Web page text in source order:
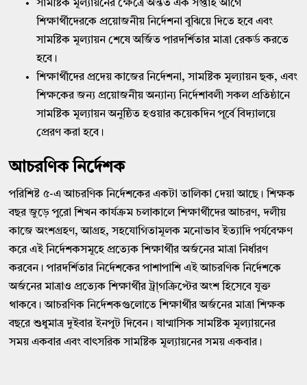
সামষ্টিক মূল্যায়নের ক্ষেত্রে অন্তত এক সপ্তাহ আগে
শিক্ষার্থীদেরকে প্রয়োজনীয় নির্দেশনা বুঝিয়ে দিতে হবে এবং
সামষ্টিক মূল্যায়ন শেষে অর্জিত পারদর্শিতার মাত্রা রেকর্ড করতে
হবে।
শিক্ষার্থীদের প্রদেয় কাজের নির্দেশনা, সামষ্টিক মূল্যায়ন ছক, এবং
শিক্ষকের জন্য প্রয়োজনীয় অন্যান্য নির্দেশাবলী সকল প্রতিষ্ঠানে
সামষ্টিক মূল্যায়ন অনুষ্ঠিত হওয়ার কয়েকদিন পূর্বে বিদ্যালয়ে
প্রেরণ করা হবে।
আচরণিক নির্দেশক
পরিশিষ্ট ৫-এ আচরণিক নির্দেশকের একটা তালিকা দেয়া আছে। শিক্ষক
বছর জুড়ে পুরো শিখন কার্যক্রম চলাকালে শিক্ষার্থীদের আচরণ, দলীয়
কাজে অংশগ্রহণ, আগ্রহ, সহযোগিতামূলক মনোভাব ইত্যাদি পর্যবেক্ষণ
করে এই নির্দেশকসমূহে প্রত্যেক শিক্ষার্থীর অর্জনের মাত্রা নির্ধারণ
করবেন। পারদর্শিতার নির্দেশকের পাশাপাশি এই আচরণিক নির্দেশকে
অর্জনের মাত্রাও প্রত্যেক শিক্ষার্থীর ট্রা্গক্রিপ্টের অংশ হিসেবে যুক্ত
থাকবে। আচরণিক নির্দেশকগুলোতে শিক্ষার্থীর অর্জনের মাত্রা শিক্ষক
বছরে শুধুমাত্র দুইবার ইনপুট দিবেন। ষাণ্মাসিক সামষ্টিক মূল্যায়নের
সময় একবার এবং বাৎসরিক সামষ্টিক মূল্যায়নের সময় একবার।